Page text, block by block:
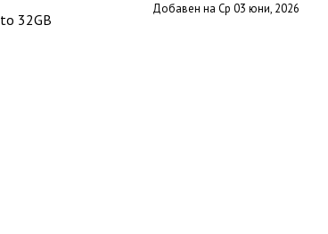
32GB
Добавен на Ср 03 юни, 2026